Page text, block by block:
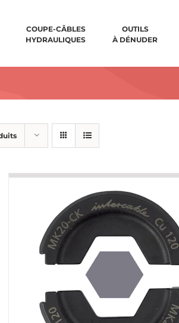
COUPE-CÂBLES
HYDRAULIQUES
OUTILS
À DÉNUDER